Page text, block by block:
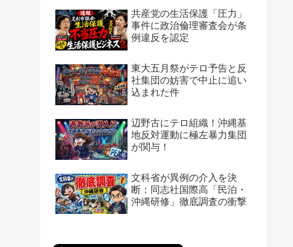
共産党の生活保護「圧力」
事件に政治倫理審査会が条
例違反を認定
東大五月祭がテロ予告と反
社集団の妨害で中止に追い
込まれた件
辺野古にテロ組織！沖縄基
地反対運動に極左暴力集団
が関与！
文科省が異例の介入を決
断：同志社国際高「民泊・
沖縄研修」徹底調査の衝撃